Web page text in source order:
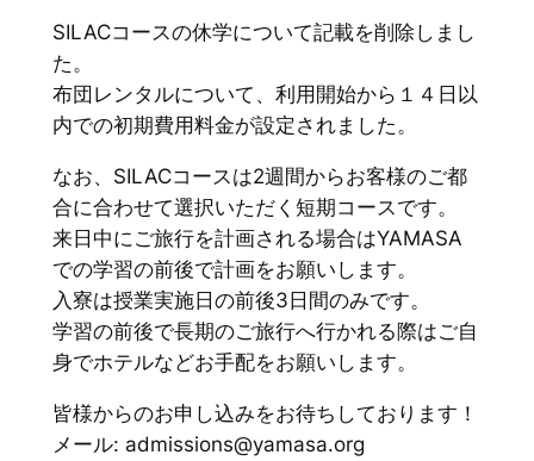
SILACコースの休学について記載を削除しまし
た。
布団レンタルについて、利用開始から１４日以
内での初期費用料金が設定されました。
なお、SILACコースは2週間からお客様のご都
合に合わせて選択いただく短期コースです。
来日中にご旅行を計画される場合はYAMASA
での学習の前後で計画をお願いします。
入寮は授業実施日の前後3日間のみです。
学習の前後で長期のご旅行へ行かれる際はご自
身でホテルなどお手配をお願いします。
皆様からのお申し込みをお待ちしております！
メール: admissions@yamasa.org